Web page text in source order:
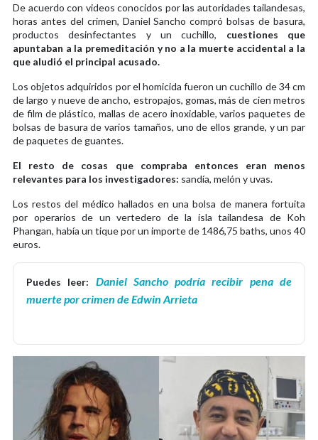
De acuerdo con videos conocidos por las autoridades tailandesas,
horas antes del crimen, Daniel Sancho compró bolsas de basura,
productos desinfectantes y un cuchillo, cuestiones que
apuntaban a la premeditación y no a la muerte accidental a la
que aludió el principal acusado.
Los objetos adquiridos por el homicida fueron un cuchillo de 34 cm
de largo y nueve de ancho, estropajos, gomas, más de cien metros
de film de plástico, mallas de acero inoxidable, varios paquetes de
bolsas de basura de varios tamaños, uno de ellos grande, y un par
de paquetes de guantes.
El resto de cosas que compraba entonces eran menos
relevantes para los investigadores: sandía, melón y uvas.
Los restos del médico hallados en una bolsa de manera fortuita
por operarios de un vertedero de la isla tailandesa de Koh
Phangan, había un tique por un importe de 1486,75 baths, unos 40
euros.
Puedes leer:
Daniel Sancho podría recibir pena de
muerte por crimen de Edwin Arrieta